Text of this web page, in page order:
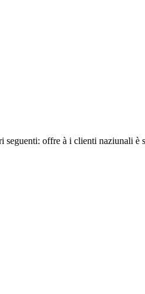
offre à i clienti naziunali è